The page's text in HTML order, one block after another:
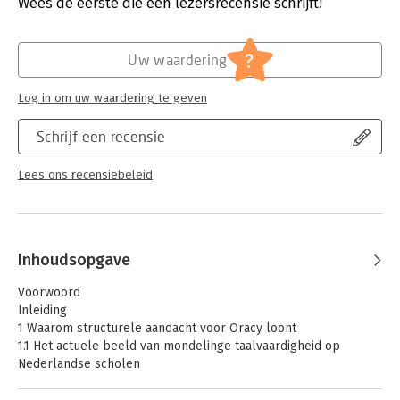
Woordenboeken en taal
Schrijf een recensie
Lees ons recensiebeleid
Uw waardering ?
Log in om uw waardering te geven
Inhoudsopgave
Voorwoord
Inleiding
1 Waarom structurele aandacht voor Oracy loont
1.1 Het actuele beeld van mondelinge taalvaardigheid op
Nederlandse scholen